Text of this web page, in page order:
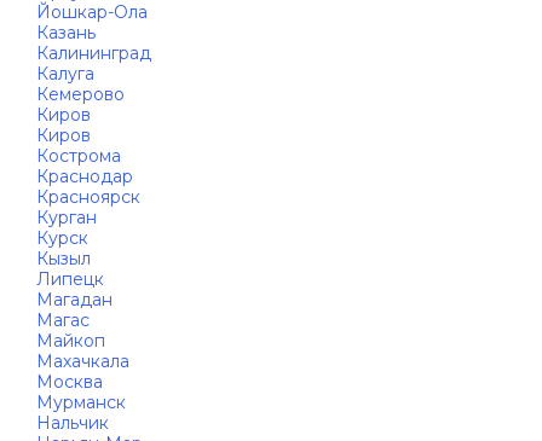
Йошкар-Ола
Казань
Калининград
Калуга
Кемерово
Киров
Киров
Кострома
Краснодар
Красноярск
Курган
Курск
Кызыл
Липецк
Магадан
Магас
Майкоп
Махачкала
Москва
Мурманск
Нальчик